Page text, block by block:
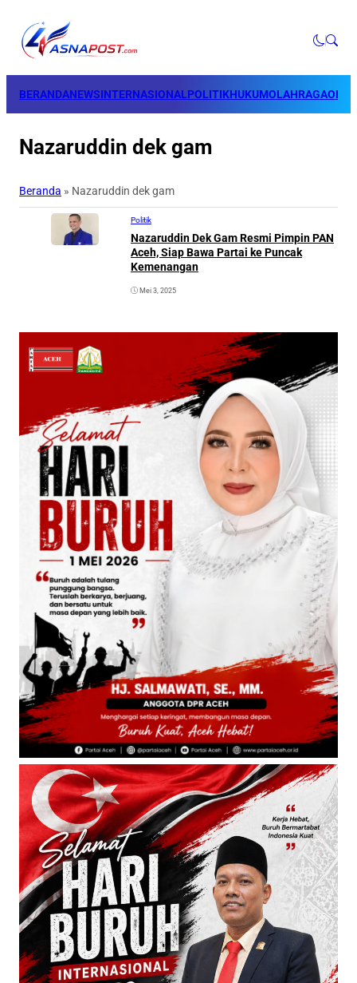
BERANDANEWSINTERNASIONALPOLITIKHUKUMOLAHRAGAOPINI
Nazaruddin dek gam
Beranda » Nazaruddin dek gam
Politik
Nazaruddin Dek Gam Resmi Pimpin PAN
Aceh, Siap Bawa Partai ke Puncak
Kemenangan
Mei 3, 2025